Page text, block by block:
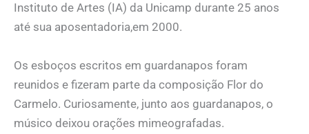
Instituto de Artes (IA) da Unicamp durante 25 anos
até sua aposentadoria,em 2000.
Os esboços escritos em guardanapos foram
reunidos e fizeram parte da composição Flor do
Carmelo. Curiosamente, junto aos guardanapos, o
músico deixou orações mimeografadas.